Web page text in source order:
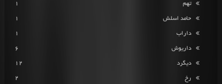
تهم 1
حامد اسلش 1
داراب 1
داریوش 6
دیگرد 12
رخ 2